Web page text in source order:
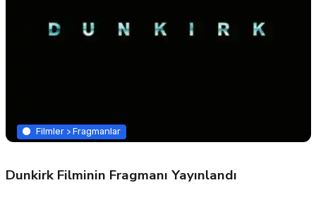
Filmler > Fragmanlar
Dunkirk Filminin Fragmanı Yayınlandı